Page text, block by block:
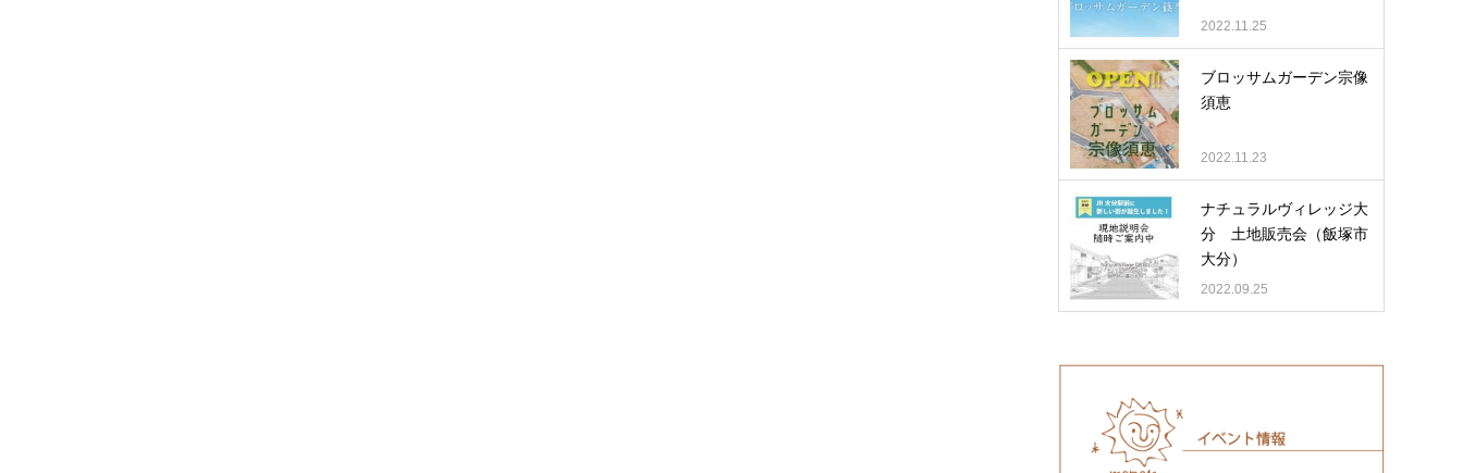
2022.11.25
ブロッサムガーデン宗像
須恵
2022.11.23
ナチュラルヴィレッジ大
分 土地販売会（飯塚市
大分）
2022.09.25